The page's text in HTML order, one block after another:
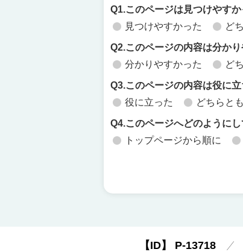
Q1.このページは見つけやすか
見つけやすかった
ど
Q2.このページの内容は分か
分かりやすかった
ど
Q3.このページの内容は役に立
役に立った
どちらと
Q4.このページへどのように
トップページから順に
【ID】 P-13718